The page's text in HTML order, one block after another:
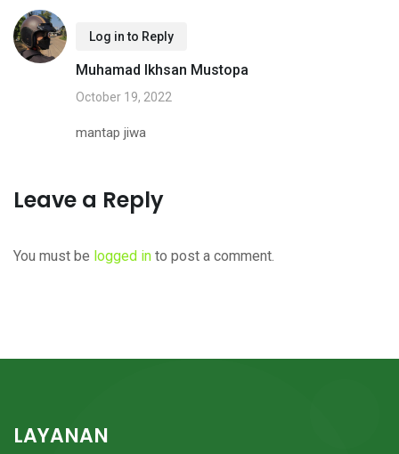
Log in to Reply
Muhamad Ikhsan Mustopa
October 19, 2022
mantap jiwa
Leave a Reply
You must be logged in to post a comment.
LAYANAN